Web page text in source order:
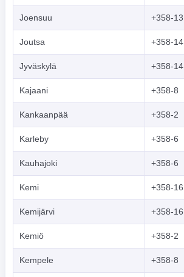
Joensuu +358-13
Joutsa +358-14
Jyväskylä +358-14
Kajaani +358-8
Kankaanpää +358-2
Karleby +358-6
Kauhajoki +358-6
Kemi +358-16
Kemijärvi +358-16
Kemiö +358-2
Kempele +358-8